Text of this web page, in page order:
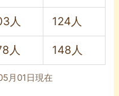
人 124人
人 148人
01日現在